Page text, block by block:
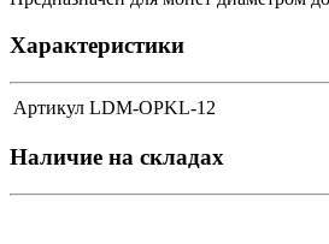
Характеристики
Артикул LDM-OPKL-12
Наличие на складах